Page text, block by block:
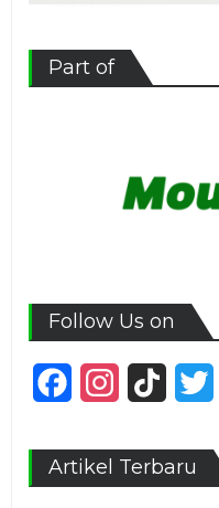
Part of
Follow Us on
FacebookInstagram
TikTok
Artikel Terbaru